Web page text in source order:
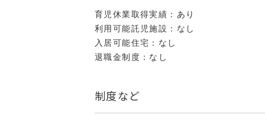
育児休業取得実績：あり
利用可能託児施設：なし
入居可能住宅：なし
退職金制度：なし
制度など